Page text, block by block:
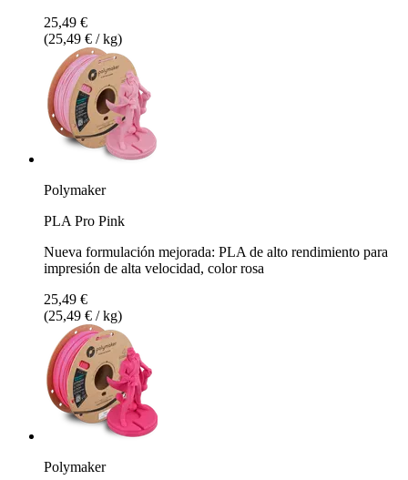
25,49 €
(25,49 € / kg)
Polymaker
PLA Pro Pink
Nueva formulación mejorada: PLA de alto rendimiento para
impresión de alta velocidad, color rosa
25,49 €
(25,49 € / kg)
Polymaker